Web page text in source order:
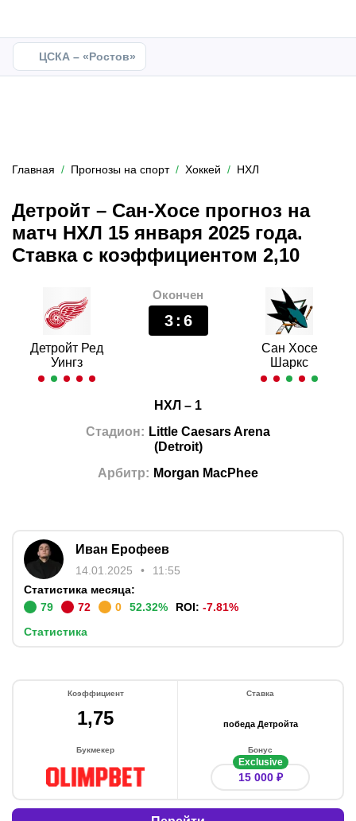
ЦСКА – «Ростов»
Главная Прогнозы на спорт Хоккей НХЛ
Детройт – Сан-Хосе прогноз на
матч НХЛ 15 января 2025 года.
Ставка с коэффициентом 2,10
Детройт Ред
Уингз
Окончен
3 : 6
Сан Хосе
Шаркс
НХЛ – 1
Стадион: Little Caesars Arena
(Detroit)
Арбитр: Morgan MacPhee
Иван Ерофеев
14.01.2025
11:55
Статистика месяца:
79
72 0 52.32% ROI: -7.81%
Статистика
Коэффициент
1,75
Ставка
победа Детройта
Букмекер Бонус
Exclusive
15 000 ₽